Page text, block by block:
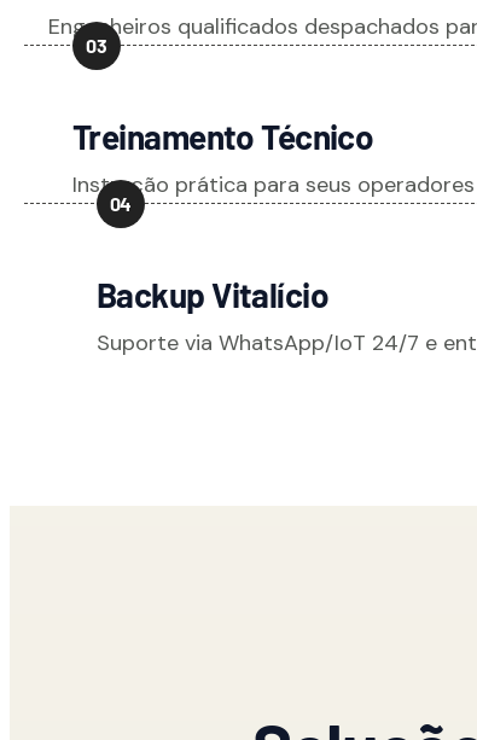
Engenheiros qualificados despachados
03
Treinamento Técnico
Instrução prática para seus
04
Backup Vitalício
Suporte via WhatsApp/IoT 24/7 e